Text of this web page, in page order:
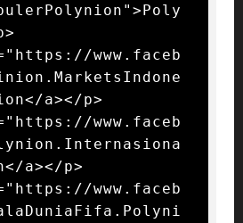
www.faceb
a></p>
www.faceb
a></p>
www.faceb